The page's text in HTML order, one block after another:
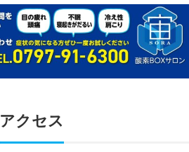
アクセス